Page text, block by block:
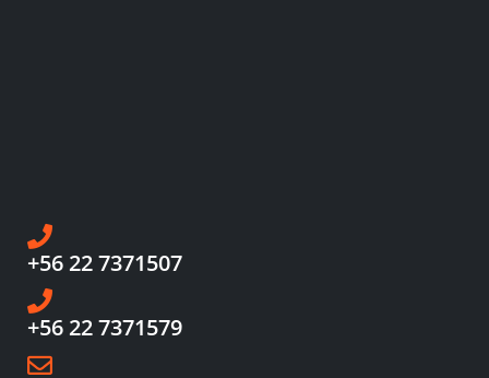
+56 22 7371507
+56 22 7371579